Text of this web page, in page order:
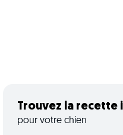
Trouvez la recette
pour votre chien